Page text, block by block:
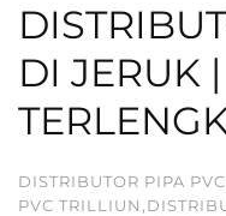
DI JERUK
DISTRIBUTOR PIPA
PVC